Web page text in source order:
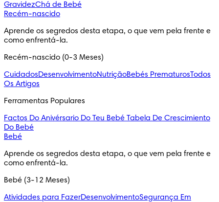
GravidezChá de Bebé
Recém-nascido
Aprende os segredos desta etapa, o que vem pela frente e
como enfrentá-la.
Recém-nascido (0-3 Meses)
CuidadosDesenvolvimentoNutriçãoBebés PrematurosTodos
Os Artigos
Ferramentas Populares
Factos Do Anivérsario Do Teu Bebé Tabela De Crescimiento
Do Bebé
Bebé
Aprende os segredos desta etapa, o que vem pela frente e
como enfrentá-la.
Bebé (3-12 Meses)
Atividades para FazerDesenvolvimentoSegurança Em